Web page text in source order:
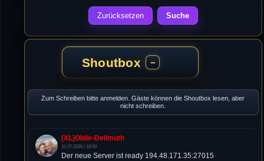
Shoutbox −
Zum Schreiben bitte anmelden. Gäste können die Shoutbox lesen, aber
nicht schreiben.
[XL]Oldie-Dellmuth
31.07.2026 / 18:59
Der neue Server ist ready 194.48.171.35:27015